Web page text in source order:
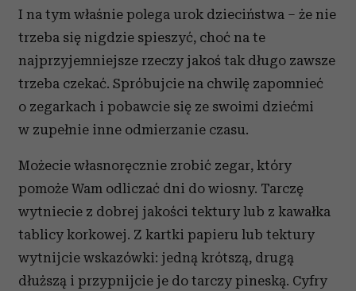
I na tym właśnie polega urok dzieciństwa – że nie
trzeba się nigdzie spieszyć, choć na te
najprzyjemniejsze rzeczy jakoś tak długo zawsze
trzeba czekać. Spróbujcie na chwilę zapomnieć
o zegarkach i pobawcie się ze swoimi dziećmi
w zupełnie inne odmierzanie czasu.
Możecie własnoręcznie zrobić zegar, który
pomoże Wam odliczać dni do wiosny. Tarczę
wytniecie z dobrej jakości tektury lub z kawałka
tablicy korkowej. Z kartki papieru lub tektury
wytnijcie wskazówki: jedną krótszą, drugą
dłuższą i przypnijcie je do tarczy pineską. Cyfry